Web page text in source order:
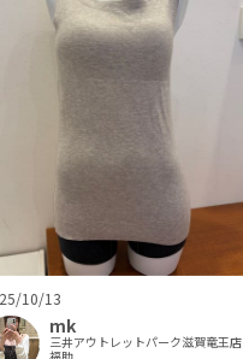
10/13
mk
三井アウトレットパーク滋賀竜王店